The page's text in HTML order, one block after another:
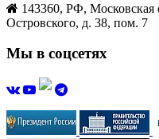
143360, РФ, Московская
Островского, д. 38, пом. 7
Мы в соцсетях